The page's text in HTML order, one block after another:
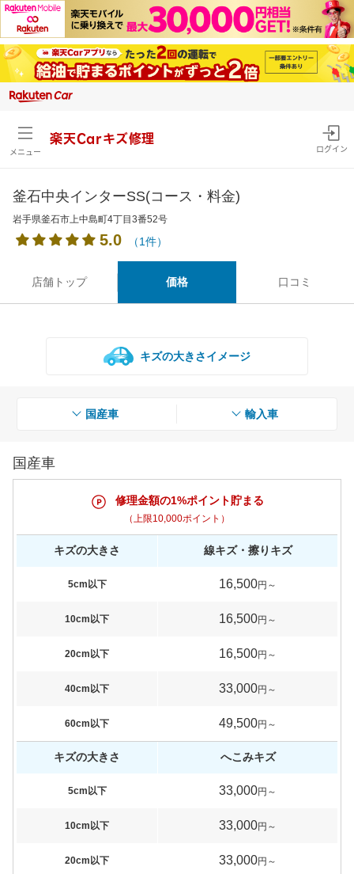
メニュー
楽天Carキズ修理
ログイン
釜石中央インターSS(コース・料金)
岩手県釜石市上中島町4丁目3番52号
5.0 （1件）
店舗トップ 価格 口コミ
キズの大きさイメージ
国産車 輸入車
国産車
修理金額の1%ポイント貯まる
（上限10,000ポイント）
キズの大きさ 線キズ・擦りキズ
5cm以下 16,500円～
10cm以下 16,500円～
20cm以下 16,500円～
40cm以下 33,000円～
60cm以下 49,500円～
キズの大きさ へこみキズ
5cm以下 33,000円～
10cm以下 33,000円～
20cm以下 33,000円～